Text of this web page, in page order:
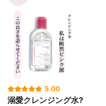
5.00
溺愛クレンジング水?